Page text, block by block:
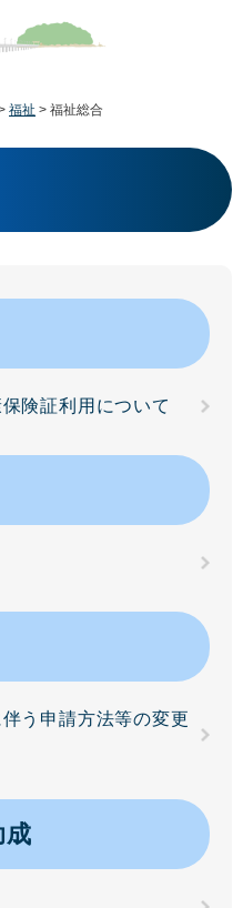
福祉 > 福祉総合
険証利用について
う申請方法等の変更
成